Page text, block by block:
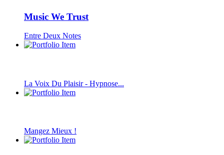
Music We Trust
Entre Deux Notes
La Voix Du Plaisir - Hypnose...
Mangez Mieux !